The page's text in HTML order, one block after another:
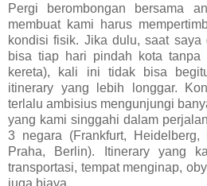
Pergi berombongan bersama
membuat kami harus
kondisi fisik. Jika dulu, saat saya
bisa tiap hari pindah kota tanpa
kereta), kali ini tidak bisa
itinerary yang lebih longgar.
terlalu ambisius mengunjungi
yang kami singgahi dalam
3 negara (Frankfurt, Heidelberg,
Praha, Berlin). Itinerary yang
transportasi, tempat menginap,
juga biaya.